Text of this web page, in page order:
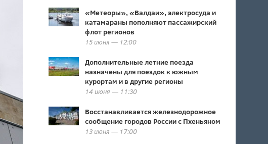
«Метеоры», «Валдаи», электросуда и
катамараны пополняют пассажирский
флот регионов
15 июня — 12:00
Дополнительные летние поезда
назначены для поездок к южным
курортам и в другие регионы
14 июня — 11:30
Восстанавливается железнодорожное
сообщение городов России с Пхеньяном
13 июня — 17:00